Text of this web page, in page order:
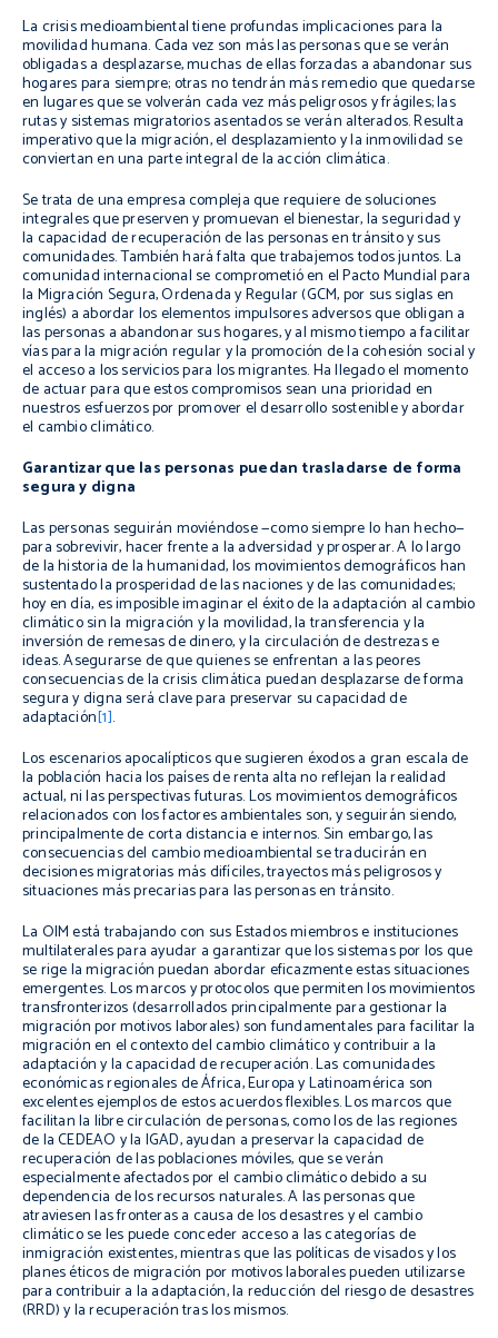
La crisis medioambiental tiene profundas implicaciones para la
movilidad humana. Cada vez son más las personas que se verán
obligadas a desplazarse, muchas de ellas forzadas a abandonar sus
hogares para siempre; otras no tendrán más remedio que quedarse
en lugares que se volverán cada vez más peligrosos y frágiles; las
rutas y sistemas migratorios asentados se verán alterados. Resulta
imperativo que la migración, el desplazamiento y la inmovilidad se
conviertan en una parte integral de la acción climática.
Se trata de una empresa compleja que requiere de soluciones
integrales que preserven y promuevan el bienestar, la seguridad y
la capacidad de recuperación de las personas en tránsito y sus
comunidades. También hará falta que trabajemos todos juntos. La
comunidad internacional se comprometió en el Pacto Mundial para
la Migración Segura, Ordenada y Regular (GCM, por sus siglas en
inglés) a abordar los elementos impulsores adversos que obligan a
las personas a abandonar sus hogares, y al mismo tiempo a facilitar
vías para la migración regular y la promoción de la cohesión social y
el acceso a los servicios para los migrantes. Ha llegado el momento
de actuar para que estos compromisos sean una prioridad en
nuestros esfuerzos por promover el desarrollo sostenible y abordar
el cambio climático.
Garantizar que las personas puedan trasladarse de forma
segura y digna
Las personas seguirán moviéndose —como siempre lo han hecho—
para sobrevivir, hacer frente a la adversidad y prosperar. A lo largo
de la historia de la humanidad, los movimientos demográficos han
sustentado la prosperidad de las naciones y de las comunidades;
hoy en día, es imposible imaginar el éxito de la adaptación al cambio
climático sin la migración y la movilidad, la transferencia y la
inversión de remesas de dinero, y la circulación de destrezas e
ideas. Asegurarse de que quienes se enfrentan a las peores
consecuencias de la crisis climática puedan desplazarse de forma
segura y digna será clave para preservar su capacidad de
adaptación[1].
Los escenarios apocalípticos que sugieren éxodos a gran escala de
la población hacia los países de renta alta no reflejan la realidad
actual, ni las perspectivas futuras. Los movimientos demográficos
relacionados con los factores ambientales son, y seguirán siendo,
principalmente de corta distancia e internos. Sin embargo, las
consecuencias del cambio medioambiental se traducirán en
decisiones migratorias más difíciles, trayectos más peligrosos y
situaciones más precarias para las personas en tránsito.
La OIM está trabajando con sus Estados miembros e instituciones
multilaterales para ayudar a garantizar que los sistemas por los que
se rige la migración puedan abordar eficazmente estas situaciones
emergentes. Los marcos y protocolos que permiten los movimientos
transfronterizos (desarrollados principalmente para gestionar la
migración por motivos laborales) son fundamentales para facilitar la
migración en el contexto del cambio climático y contribuir a la
adaptación y la capacidad de recuperación. Las comunidades
económicas regionales de África, Europa y Latinoamérica son
excelentes ejemplos de estos acuerdos flexibles. Los marcos que
facilitan la libre circulación de personas, como los de las regiones
de la CEDEAO y la IGAD, ayudan a preservar la capacidad de
recuperación de las poblaciones móviles, que se verán
especialmente afectados por el cambio climático debido a su
dependencia de los recursos naturales. A las personas que
atraviesen las fronteras a causa de los desastres y el cambio
climático se les puede conceder acceso a las categorías de
inmigración existentes, mientras que las políticas de visados y los
planes éticos de migración por motivos laborales pueden utilizarse
para contribuir a la adaptación, la reducción del riesgo de desastres
(RRD) y la recuperación tras los mismos.